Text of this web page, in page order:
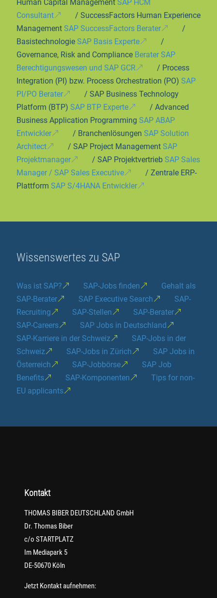
Human Capital Management SAP HCM
Consultant
/ SuccessFactors Human Experience
Management SAP SuccessFactors Berater
/
Basistechnologie SAP Basis Experte
/
Governance, Risk and Compliance Berater SAP
Berechtigungswesen und SAP GCR
/ Process
Integration (PI) bzw. Process Orchestration (PO) SAP
PI/PO Berater
/ SAP Business Technology
Platform (BTP) SAP BTP Experte
/ Advanced
Business Application Programming SAP ABAP
Entwickler
/ Branchenlösungen SAP Solution
Architect
/ SAP Project Management SAP
Projektmanager
/ SAP Projektvertrieb SAP Sales
Manager / SAP Sales Executive
/ Zentrale ERP-
Plattform SAP S/4HANA Entwickler
Wissenswertes zu SAP
Was ist SAP? SAP-Jobs finden
Gehalt als
SAP-Berater
SAP Executive Search
SAP-
Recruiting
SAP-Stellen
SAP-Berater
SAP-Careers
SAP Jobs in Deutschland
SAP-Karriere in der Schweiz
SAP-Jobs in der
Schweiz
SAP-Jobs in Zürich
SAP Jobs in
Österreich
SAP-Jobbörse
SAP Job
Benefits
SAP-Komponenten
Tips for non-
EU applicants
Kontakt
THOMAS BIBER DEUTSCHLAND GmbH
Dr. Thomas Biber
c/o STARTPLATZ
Im Mediapark 5
DE-50670 Köln
Jetzt Kontakt aufnehmen: